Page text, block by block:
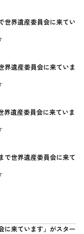
世界遺産委員会に来てい
界遺産委員会に来ていま
界遺産委員会に来ていま
で世界遺産委員会に来て
に来ています」がスター